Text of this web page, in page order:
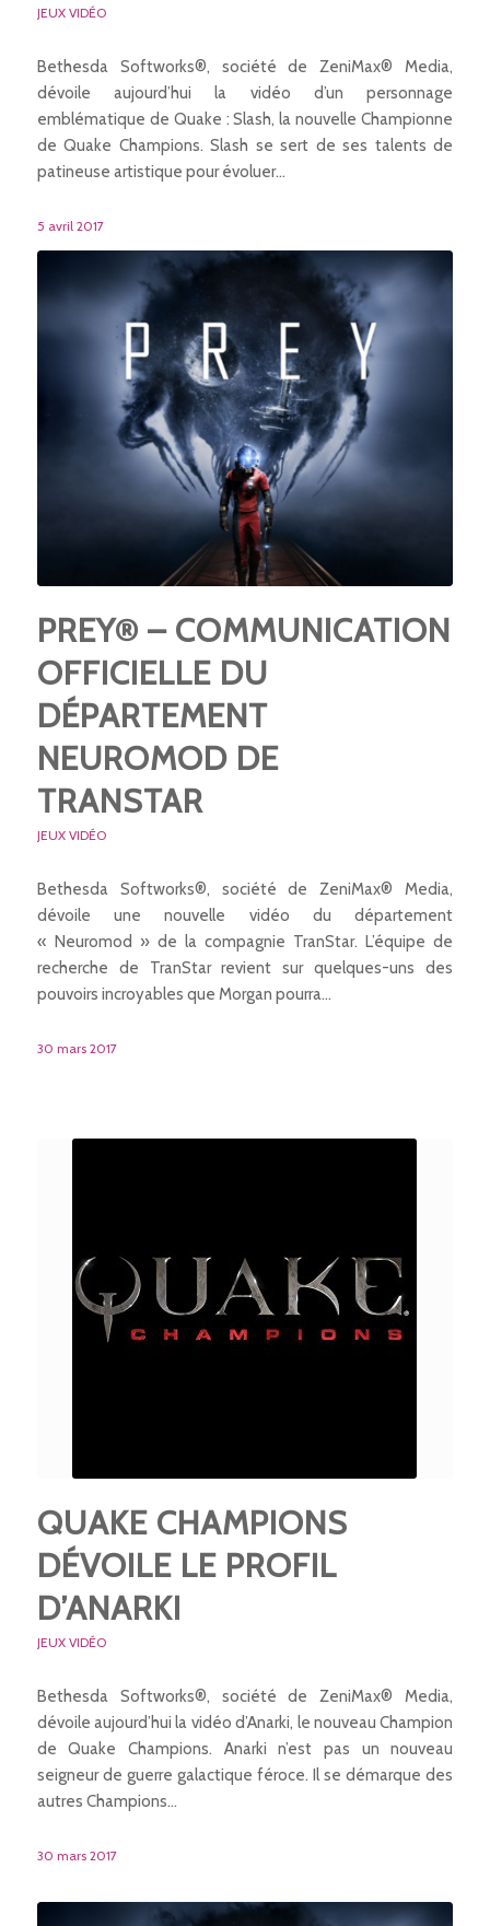
JEUX VIDÉO
Bethesda Softworks®, société de ZeniMax® Media,
dévoile aujourd’hui la vidéo d’un personnage
emblématique de Quake : Slash, la nouvelle Championne
de Quake Champions. Slash se sert de ses talents de
patineuse artistique pour évoluer…
5 avril 2017
PREY® – COMMUNICATION
OFFICIELLE DU
DÉPARTEMENT
NEUROMOD DE
TRANSTAR
JEUX VIDÉO
Bethesda Softworks®, société de ZeniMax® Media,
dévoile une nouvelle vidéo du département
« Neuromod » de la compagnie TranStar. L’équipe de
recherche de TranStar revient sur quelques-uns des
pouvoirs incroyables que Morgan pourra…
30 mars 2017
QUAKE CHAMPIONS
DÉVOILE LE PROFIL
D’ANARKI
JEUX VIDÉO
Bethesda Softworks®, société de ZeniMax® Media,
dévoile aujourd’hui la vidéo d’Anarki, le nouveau Champion
de Quake Champions. Anarki n’est pas un nouveau
seigneur de guerre galactique féroce. Il se démarque des
autres Champions…
30 mars 2017